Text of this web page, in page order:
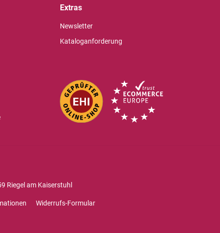
Extras
Newsletter
Kataloganforderung
Riegel am Kaiserstuhl
Widerrufs-Formular